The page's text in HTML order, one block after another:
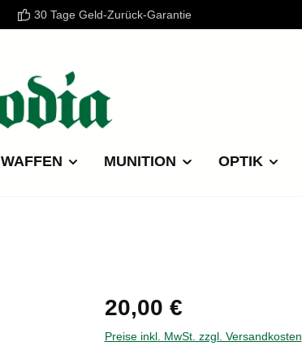
30 Tage Geld-Zurück-Garantie
WAFFEN MUNITION OPTIK
Regulärer Preis:
20,00 €
Preise inkl. MwSt. zzgl. Versandkosten